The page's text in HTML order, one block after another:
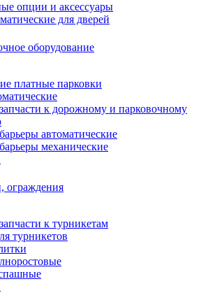
опции и аксессуары
для дверей
оборудование
платные парковки
к дорожному и парковочному
автоматические
механические
ограждения
к турникетам
турникетов